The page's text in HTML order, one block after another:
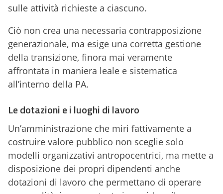
sulle attività richieste a ciascuno.
Ciò non crea una necessaria contrapposizione
generazionale, ma esige una corretta gestione
della transizione, finora mai veramente
affrontata in maniera leale e sistematica
all’interno della PA.
Le dotazioni e i luoghi di lavoro
Un’amministrazione che miri fattivamente a
costruire valore pubblico non sceglie solo
modelli organizzativi antropocentrici, ma mette a
disposizione dei propri dipendenti anche
dotazioni di lavoro che permettano di operare